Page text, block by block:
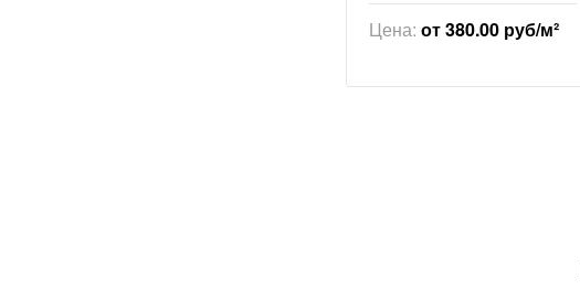
Цена: от 380.00 руб/м²